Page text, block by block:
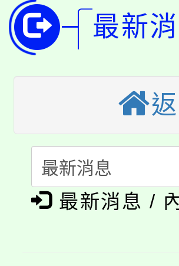
開!
115年桃園市
田徑場及游泳
桃園市低收入
視費優惠，中
半價優惠，
者。
大園自造教育
份教師增能研
大溪自造教
份教師研習
淨零綠生活教
會
115年食農教
程
「本色祭」8/
最新
最新消息 /